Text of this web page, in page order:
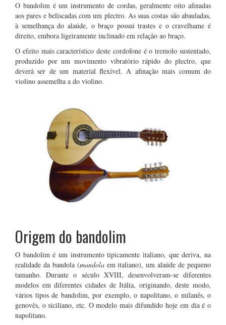
O bandolim é um instrumento de cordas, geralmente oito afinadas
aos pares e beliscadas com um plectro. As suas costas são abauladas,
à semelhança do alaúde, o braço possui trastes e o cravelhame é
direito, embora ligeiramente inclinado em relação ao braço.
O efeito mais característico deste cordofone é o tremolo sustentado,
produzido por um movimento vibratório rápido do plectro, que
deverá ser de um material flexível. A afinação mais comum do
violino assemelha a do violino.
Origem do bandolim
O bandolim é um instrumento tipicamente italiano, que deriva, na
realidade da bandola (mandolaem italiano), um alaúde de pequeno
tamanho. Durante o século XVIII, desenvolveram-se diferentes
modelos em diferentes cidades de Itália, originando, deste modo,
vários tipos de bandolim, por exemplo, o napolitano, o milanês, o
genovês, o siciliano, etc. O modelo mais difundido hoje em dia é o
napolitano.